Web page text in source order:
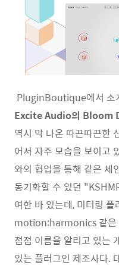
PluginBoutique에서 소
Excite Audio의 Bloom
역시 막 나온 따끈따끈한
어서 자주 모습을 보이고
와의 협업을 통해 같은 체
동기화할 수 있던
여한 바 있는데, 미터링
motion:harmonics 같은
점점 이름을 알리고 있는
있는 플러그인 제조사다.